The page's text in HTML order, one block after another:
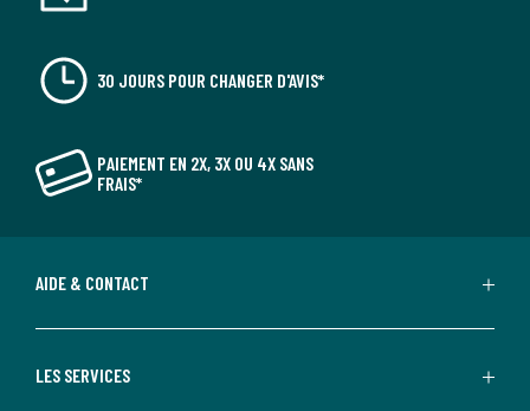
30 JOURS POUR CHANGER D'AVIS*
PAIEMENT EN 2X, 3X OU 4X SANS
FRAIS*
AIDE & CONTACT
LES SERVICES